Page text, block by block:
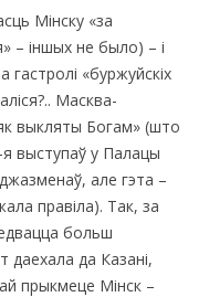
Мінску «за
– іншых не было) – і
«буржуйскіх
Масква-
выкляты Богам» (што
я выступаў у Палацы
але гэта –
правіла). Так, за
больш
даехала да Казані,
прыкмеце Мінск –